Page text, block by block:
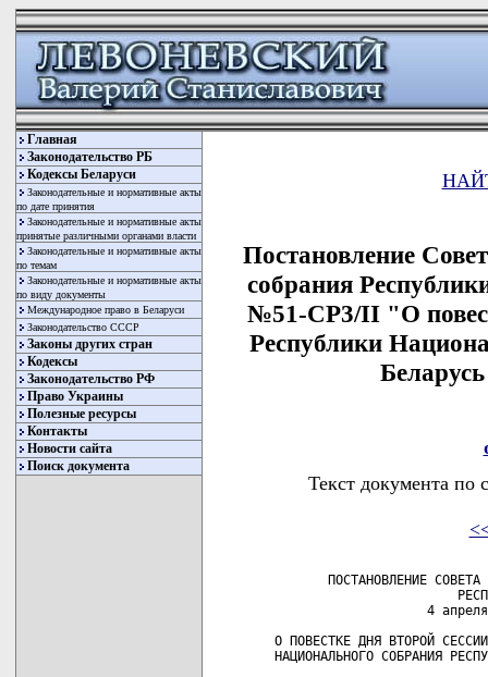
Главная
Законодательство РБ
Кодексы Беларуси
Законодательные и нормативные акты
по дате принятия
Законодательные и нормативные акты
принятые различными органами власти
Законодательные и нормативные акты
по темам
Законодательные и нормативные акты
по виду документы
Международное право в Беларуси
Законодательство СССР
Законы других стран
Кодексы
Законодательство РФ
Право Украины
Полезные ресурсы
Контакты
Новости сайта
Поиск документа
Постановление
собрания
№51-СР3/II "О
Республики
Текст документа по
ПОСТАНОВЛЕНИЕ СОВЕТА
4
О ПОВЕСТКЕ ДНЯ ВТОРОЙ
НАЦИОНАЛЬНОГО СОБРАНИЯ